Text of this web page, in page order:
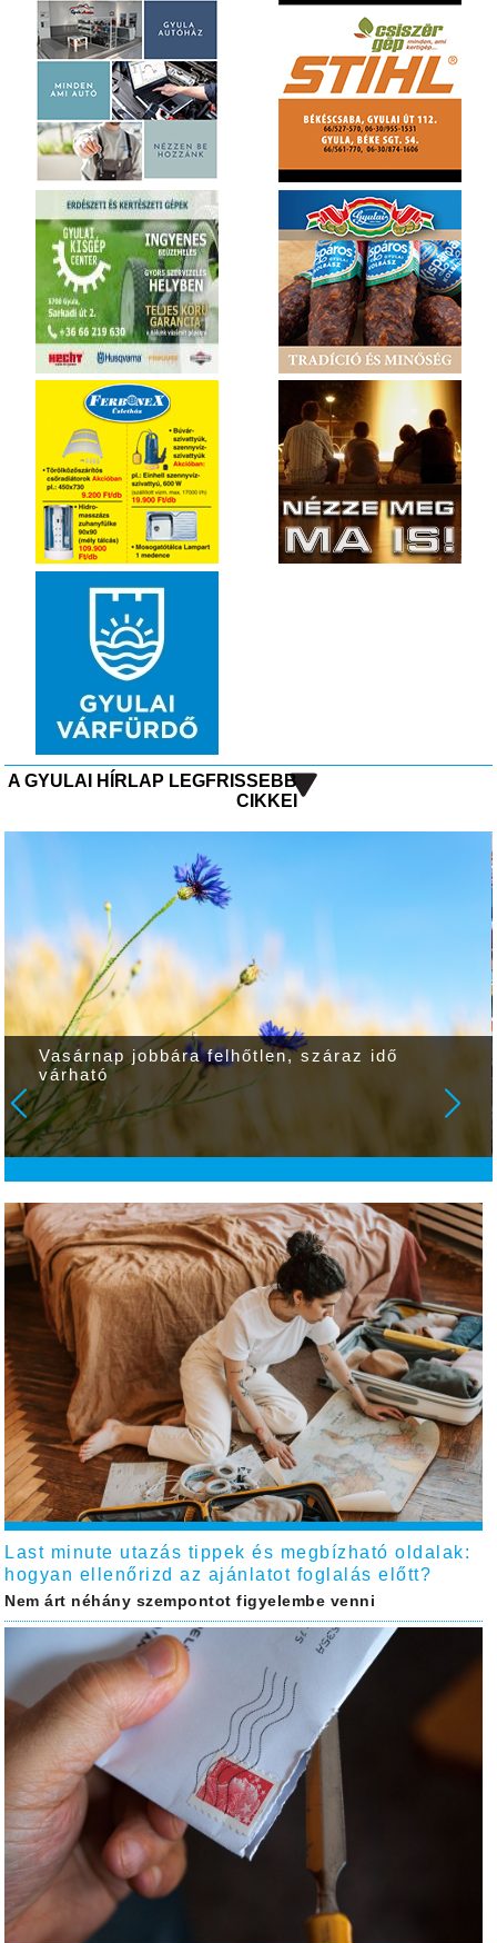
A GYULAI HÍRLAP LEGFRISSEBB
CIKKEI
Vasárnap jobbára felhőtlen, száraz idő
várható
Last minute utazás tippek és megbízható oldalak:
hogyan ellenőrizd az ajánlatot foglalás előtt?
Nem árt néhány szempontot figyelembe venni